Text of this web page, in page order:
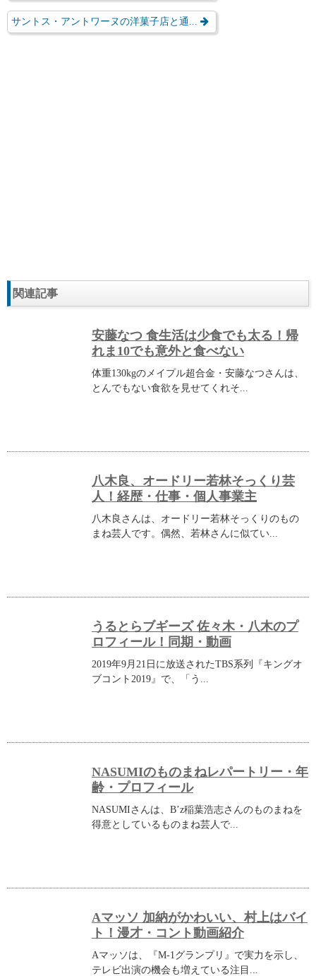
サントス・アントワーヌの洋菓子店と通...
関連記事
安藤なつ 食生活は少食でも太る！帰
れま10でも意外と食べない
体重130kgのメイプル超合金・安藤なつさんは、
とんでもない食欲を見せてくれそ...
八木良、オードリー若林そっくり芸
人！経歴・仕事・個人事業主
八木良さんは、オードリー若林そっくりのもの
まね芸人です。偶然、若林さんに似てい...
うるとらブギーズ 佐々木・八木のプ
ロフィール！同期・動画
2019年9月21日に放送されたTBS系列『キングオ
ブコント2019』で、「う...
NASUMIのものまねレパートリー・年
齢・プロフィール
NASUMIさんは、B’z稲葉浩志さんのものまねを
得意としているものまね芸人で...
Aマッソ 加納がかわいい、村上はバイ
ト！漫才・コント動画紹介
Aマッソは、『M-1グランプリ』で実力を示し、
テレビ出演の機会も増えている注目...